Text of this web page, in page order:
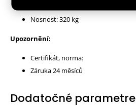
Nosnost: 320 kg
Upozornění:
Certifikát, norma:
Záruka 24 měsíců
Dodatočné parametre